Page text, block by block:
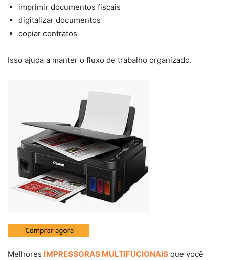
imprimir documentos fiscais
digitalizar documentos
copiar contratos
Isso ajuda a manter o fluxo de trabalho organizado.
Melhores IMPRESSORAS MULTIFUCIONAIS que você